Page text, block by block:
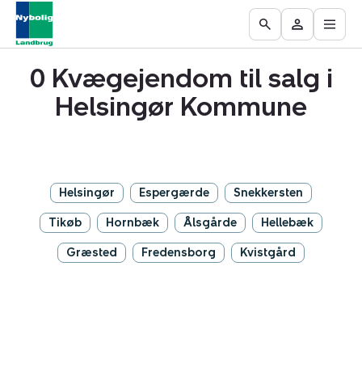
Ejendomme
til
Find
mægler
Få
vurderet
ejendom
Go
to
the
Search
page
Besøg
Mit
område
Åbn
0 Kvægejendom til salg i
Helsingør Kommune
Helsingør Espergærde Snekkersten
Tikøb Hornbæk Ålsgårde Hellebæk
Græsted Fredensborg Kvistgård